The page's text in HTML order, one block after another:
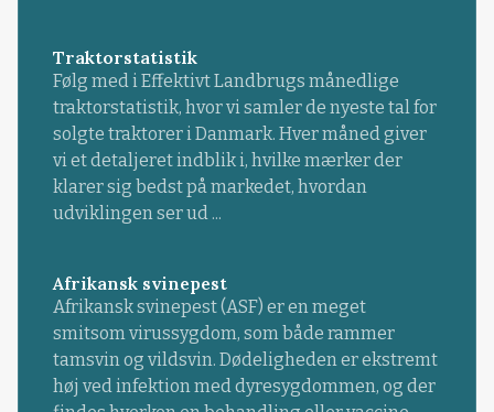
Traktorstatistik
Følg med i Effektivt Landbrugs månedlige
traktorstatistik, hvor vi samler de nyeste tal for
solgte traktorer i Danmark. Hver måned giver
vi et detaljeret indblik i, hvilke mærker der
klarer sig bedst på markedet, hvordan
udviklingen ser ud ...
Afrikansk svinepest
Afrikansk svinepest (ASF) er en meget
smitsom virussygdom, som både rammer
tamsvin og vildsvin. Dødeligheden er ekstremt
høj ved infektion med dyresygdommen, og der